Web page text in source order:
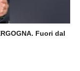
Fuori dal